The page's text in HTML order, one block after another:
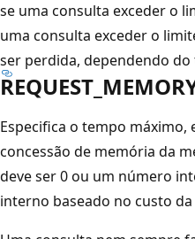
se uma consulta exceder o
uma consulta exceder o
ser perdida, dependendo
Especifica o tempo
concessão de memória da
deve ser 0 ou um número
interno baseado no custo